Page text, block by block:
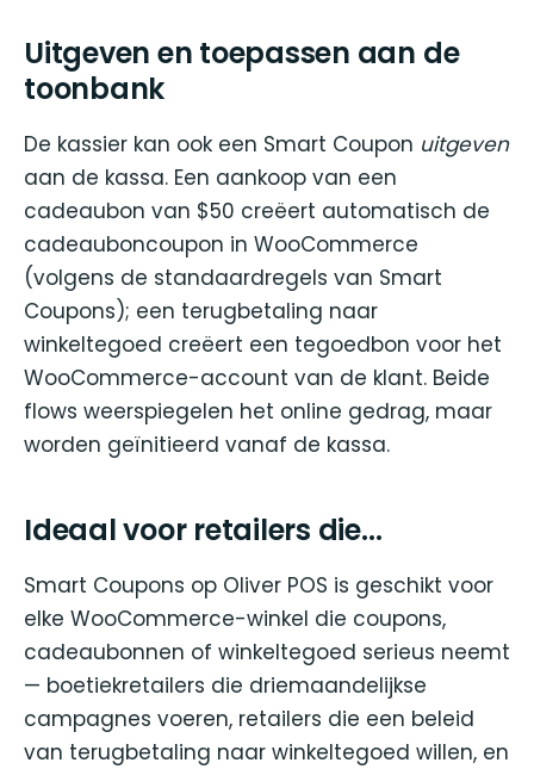
Uitgeven en toepassen aan de
toonbank
De kassier kan ook een Smart Coupon uitgeven
aan de kassa. Een aankoop van een
cadeaubon van $50 creëert automatisch de
cadeauboncoupon in WooCommerce
(volgens de standaardregels van Smart
Coupons); een terugbetaling naar
winkeltegoed creëert een tegoedbon voor het
WooCommerce-account van de klant. Beide
flows weerspiegelen het online gedrag, maar
worden geïnitieerd vanaf de kassa.
Ideaal voor retailers die...
Smart Coupons op Oliver POS is geschikt voor
elke WooCommerce-winkel die coupons,
cadeaubonnen of winkeltegoed serieus neemt
— boetiekretailers die driemaandelijkse
campagnes voeren, retailers die een beleid
van terugbetaling naar winkeltegoed willen, en